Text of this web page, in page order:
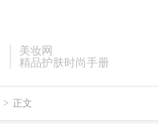
美妆网
精品护肤时尚手册
> 正文